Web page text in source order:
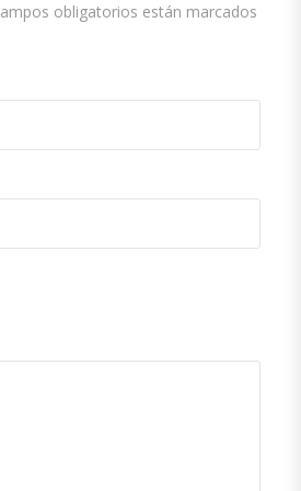
obligatorios están marcados